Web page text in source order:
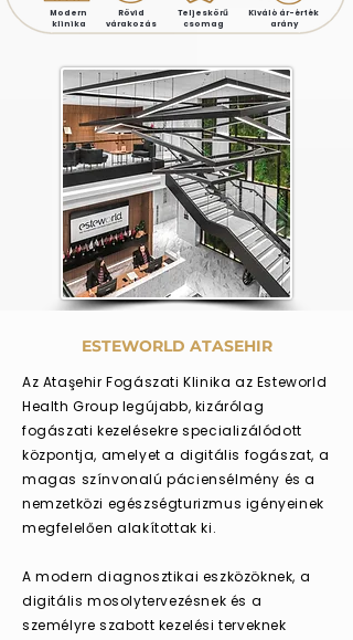
Modern
klinika
Rövid
várakozás
Teljeskörű
csomag
Kiváló ár-érték
arány
ESTEWORLD ATASEHIR
Az Ataşehir Fogászati Klinika az Esteworld
Health Group legújabb, kizárólag
fogászati kezelésekre specializálódott
központja, amelyet a digitális fogászat, a
magas színvonalú páciensélmény és a
nemzetközi egészségturizmus igényeinek
megfelelően alakítottak ki.
A modern diagnosztikai eszközöknek, a
digitális mosolytervezésnek és a
személyre szabott kezelési terveknek